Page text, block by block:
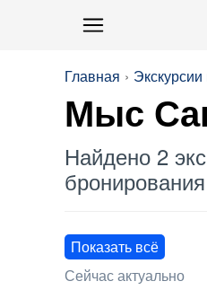
Главная
Мыс
Найдено 2
Показать всё
Сейчас актуально